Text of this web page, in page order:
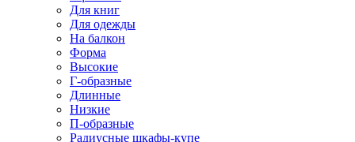
Для книг
Для одежды
На балкон
Форма
Высокие
Г-образные
Длинные
Низкие
П-образные
Радиусные шкафы-купе